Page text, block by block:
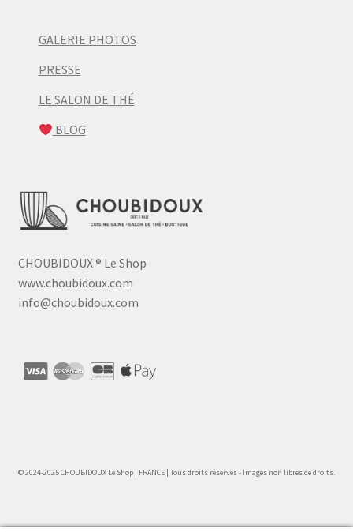
GALERIE PHOTOS
PRESSE
LE SALON DE THÉ
BLOG
CHOUBIDOUX® Le Shop
www.choubidoux.com
info@choubidoux.com
© 2024-2025 CHOUBIDOUX Le Shop | FRANCE | Tous droits réservés - Images non libres de droits.